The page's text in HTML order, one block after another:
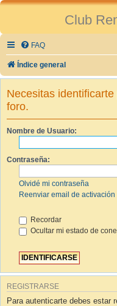
Club
FAQ
Índice general
Necesitas
foro.
Nombre de Usuario:
Contraseña:
Olvidé mi contraseña
Reenviar email de activación
Recordar
Ocultar mi estado de
REGISTRARSE
Para autenticarte debes estar